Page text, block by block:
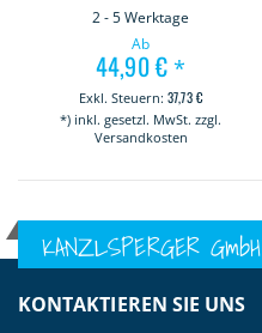
2 - 5 Werktage
Ab
44,90 €*
37,73 €
*) inkl. gesetzl. MwSt. zzgl.
Versandkosten
KANZLSPERGER GmbH
KONTAKTIEREN SIE UNS